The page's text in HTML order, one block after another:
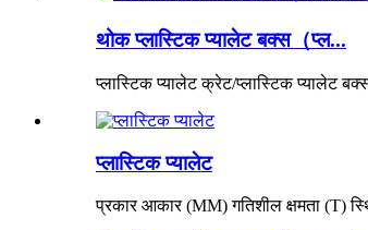
थोक प्लास्टिक प्यालेट बक्स（प्ल...
प्लास्टिक प्यालेट क्रेट/प्लास्टिक प्यालेट
प्लास्टिक प्यालेट
प्रकार आकार (MM) गतिशील क्षमता (T)